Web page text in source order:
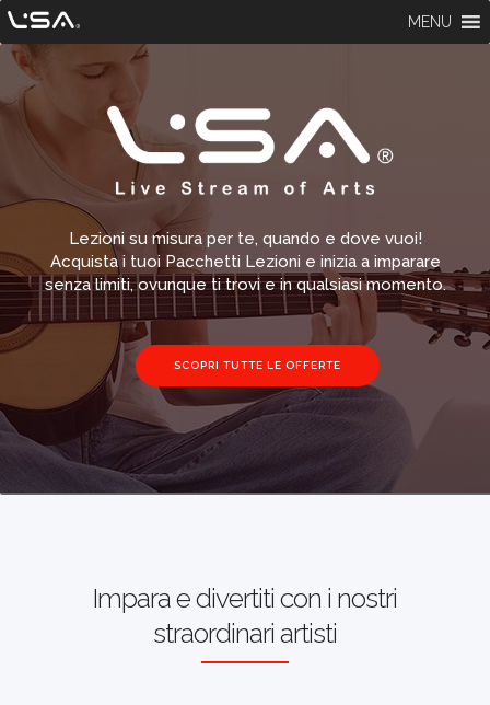
MENU
Lezioni su misura per te, quando e dove vuoi!
Acquista i tuoi Pacchetti Lezioni e inizia a imparare
senza limiti, ovunque ti trovi e in qualsiasi momento.
SCOPRI TUTTE LE OFFERTE
Impara e divertiti con i nostri
straordinari artisti